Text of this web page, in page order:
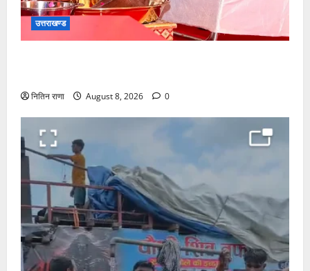
उत्तराखण्ड
नितिन राणा August 8, 2026 0